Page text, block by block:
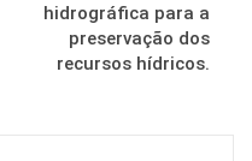
hidrográfica para a
preservação dos
recursos hídricos.